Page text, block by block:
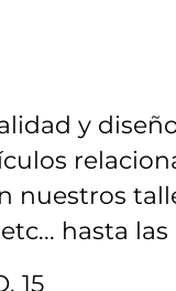
y
nuestros
hasta las
15